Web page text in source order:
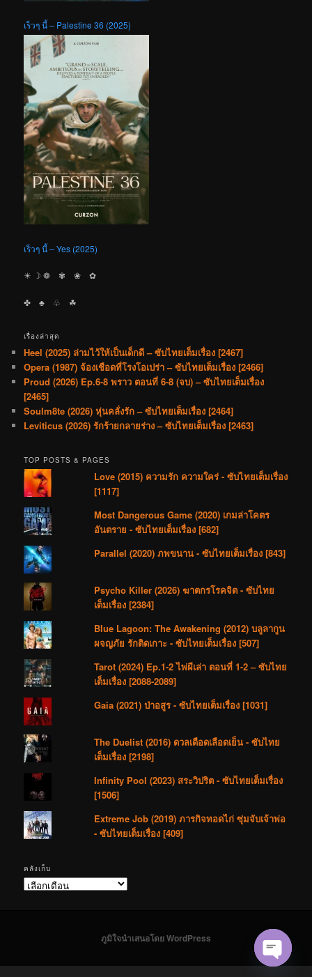
เร็วๆ นี้ – Palestine 36 (2025)
เร็วๆ นี้ – Yes (2025)
☀︎ ☽ ❁ ✾ ❀ ✿
✤ ♣︎ ♧ ☘︎
เรื่องล่าสุด
Heel (2025) ล่ามไว้ให้เป็นเด็กดี – ซับไทยเต็มเรื่อง [2467]
Opera (1987) จ้องเชือดที่โรงโอเปร่า – ซับไทยเต็มเรื่อง [2466]
Proud (2026) Ep.6-8 พราว ตอนที่ 6-8 (จบ) – ซับไทยเต็มเรื่อง
[2465]
Soulm8te (2026) หุ่นคลั่งรัก – ซับไทยเต็มเรื่อง [2464]
Leviticus (2026) รักร้ายกลายร่าง – ซับไทยเต็มเรื่อง [2463]
TOP POSTS & PAGES
Love (2015) ความรัก ความใคร่ - ซับไทยเต็มเรื่อง
[1117]
Most Dangerous Game (2020) เกมล่าโคตร
อันตราย - ซับไทยเต็มเรื่อง [682]
Parallel (2020) ภพขนาน - ซับไทยเต็มเรื่อง [843]
Psycho Killer (2026) ฆาตกรโรคจิต - ซับไทย
เต็มเรื่อง [2384]
Blue Lagoon: The Awakening (2012) บลูลากูน
ผจญภัย รักติดเกาะ - ซับไทยเต็มเรื่อง [507]
Tarot (2024) Ep.1-2 ไพ่ผีเล่า ตอนที่ 1-2 – ซับไทย
เต็มเรื่อง [2088-2089]
Gaia (2021) ป่าอสูร - ซับไทยเต็มเรื่อง [1031]
The Duelist (2016) ดวลเดือดเลือดเย็น - ซับไทย
เต็มเรื่อง [2198]
Infinity Pool (2023) สระวิปริต - ซับไทยเต็มเรื่อง
[1506]
Extreme Job (2019) ภารกิจทอดไก่ ซุ่มจับเจ้าพ่อ
- ซับไทยเต็มเรื่อง [409]
คลังเก็บ
คลัง
ภูมิใจนำเสนอโดย WordPress